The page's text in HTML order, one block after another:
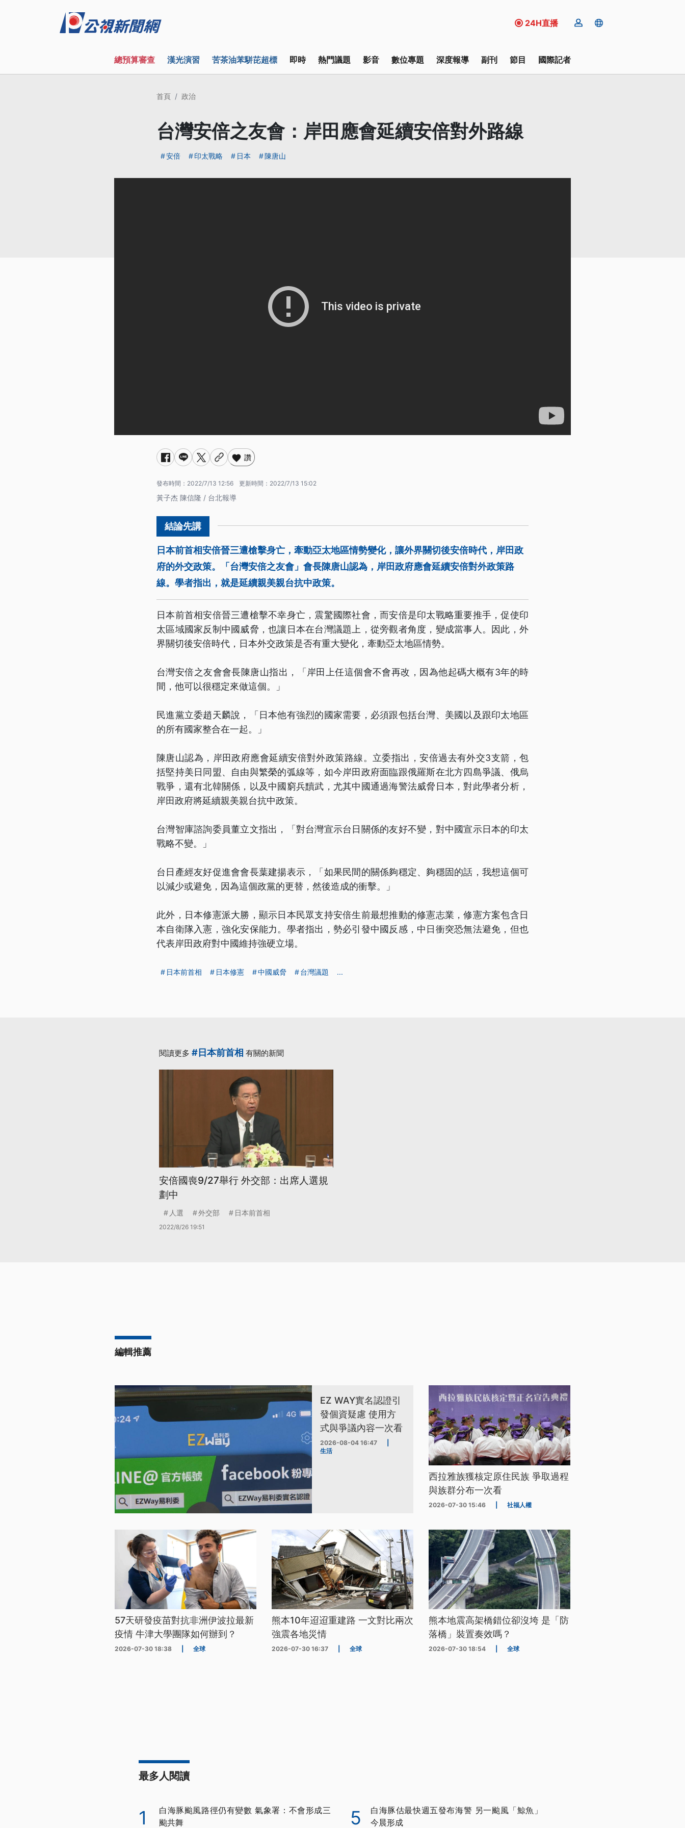
24H直播
總預算審查 漢光演習 苦茶油苯駢芘超標 即時 熱門議題 影音 數位專題 深度報導 副刊 節目 國際記者
首頁 政治
台灣安倍之友會：岸田應會延續安倍對外路線
安倍 印太戰略 日本 陳唐山
讚
發布時間： 2022/7/13 12:56 更新時間： 2022/7/13 15:02
黃子杰 陳信隆 / 台北報導
日本前首相安倍晉三遭槍擊身亡，牽動亞太地區情勢變化，讓外界關切後安倍時代，岸田政
府的外交政策。「台灣安倍之友會」會長陳唐山認為，岸田政府應會延續安倍對外政策路
線。學者指出，就是延續親美親台抗中政策。
日本前首相安倍晉三遭槍擊不幸身亡，震驚國際社會，而安倍是印太戰略重要推手，促使印
太區域國家反制中國威脅，也讓日本在台灣議題上，從旁觀者角度，變成當事人。因此，外
界關切後安倍時代，日本外交政策是否有重大變化，牽動亞太地區情勢。
台灣安倍之友會會長陳唐山指出，「岸田上任這個會不會再改，因為他起碼大概有3年的時
間，他可以很穩定來做這個。」
民進黨立委趙天麟說，「日本他有強烈的國家需要，必須跟包括台灣、美國以及跟印太地區
的所有國家整合在一起。」
陳唐山認為，岸田政府應會延續安倍對外政策路線。立委指出，安倍過去有外交3支箭，包
括堅持美日同盟、自由與繁榮的弧線等，如今岸田政府面臨跟俄羅斯在北方四島爭議、俄烏
戰爭，還有北韓關係，以及中國窮兵黷武，尤其中國通過海警法威脅日本，對此學者分析，
岸田政府將延續親美親台抗中政策。
台灣智庫諮詢委員董立文指出，「對台灣宣示台日關係的友好不變，對中國宣示日本的印太
戰略不變。」
台日產經友好促進會會長葉建揚表示，「如果民間的關係夠穩定、夠穩固的話，我想這個可
以減少或避免，因為這個政黨的更替，然後造成的衝擊。」
此外，日本修憲派大勝，顯示日本民眾支持安倍生前最想推動的修憲志業，修憲方案包含日
本自衛隊入憲，強化安保能力。學者指出，勢必引發中國反感，中日衝突恐無法避免，但也
代表岸田政府對中國維持強硬立場。
日本前首相 日本修憲 中國威脅 台灣議題 ...
閱讀更多 #日本前首相 有關的新聞
安倍國喪9/27舉行 外交部：出席人選規
劃中
人選 外交部 日本前首相
2022/8/26 19:51
編輯推薦
EZ WAY實名認證引
發個資疑慮 使用方
式與爭議內容一次看
2026-08-04 16:47
生活
西拉雅族獲核定原住民族 爭取過程
與族群分布一次看
2026-07-30 15:46 社福人權
57天研發疫苗對抗非洲伊波拉最新
疫情 牛津大學團隊如何辦到？
2026-07-30 18:38 全球
熊本10年迢迢重建路 一文對比兩次
強震各地災情
2026-07-30 16:37 全球
熊本地震高架橋錯位卻沒垮 是「防
落橋」裝置奏效嗎？
2026-07-30 18:54 全球
最多人閱讀
1
白海豚颱風路徑仍有變數 氣象署：不會形成三
颱共舞
5
白海豚估最快週五發布海警 另一颱風「鯨魚」
今晨形成